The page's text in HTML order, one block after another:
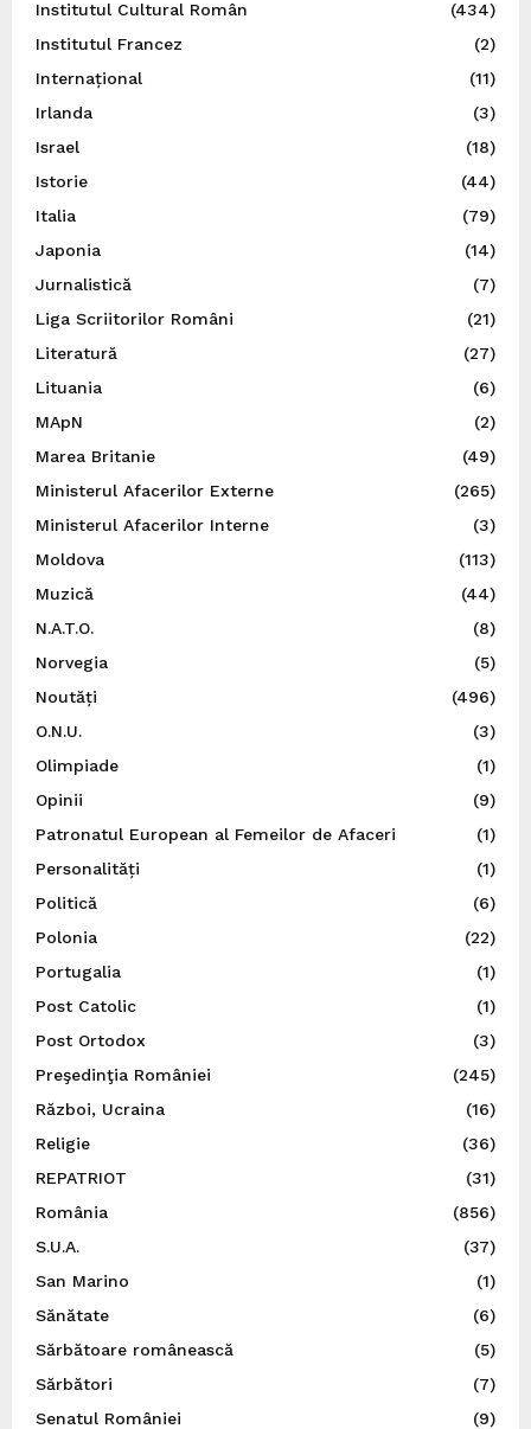
Institutul Cultural Român
(434)
Institutul Francez
(2)
Internațional
(11)
Irlanda
(3)
Israel
(18)
Istorie
(44)
Italia
(79)
Japonia
(14)
Jurnalistică
(7)
Liga Scriitorilor Români
(21)
Literatură
(27)
Lituania
(6)
MApN
(2)
Marea Britanie
(49)
Ministerul Afacerilor Externe
(265)
Ministerul Afacerilor Interne
(3)
Moldova
(113)
Muzică
(44)
N.A.T.O.
(8)
Norvegia
(5)
Noutăți
(496)
O.N.U.
(3)
Olimpiade
(1)
Opinii
(9)
Patronatul European al Femeilor de Afaceri
(1)
Personalități
(1)
Politică
(6)
Polonia
(22)
Portugalia
(1)
Post Catolic
(1)
Post Ortodox
(3)
Preşedinţia României
(245)
Război, Ucraina
(16)
Religie
(36)
REPATRIOT
(31)
România
(856)
S.U.A.
(37)
San Marino
(1)
Sănătate
(6)
Sărbătoare românească
(5)
Sărbători
(7)
Senatul României
(9)